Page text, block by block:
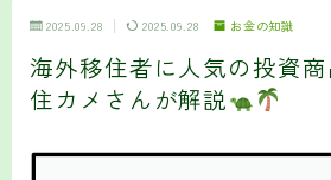
2025.09.28 2025.09.28 お金の知識
海外移住者に人気の投資
住カメさんが解説